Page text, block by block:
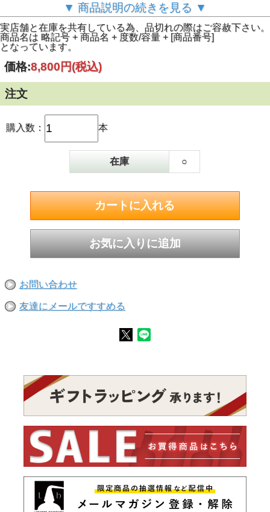
▼ 商品説明の続きを見る ▼
実店舗と在庫を共有している為、品切れの際はご容赦下さい。
商品名は 略記号 + 商品名 + 度数/容量 + [商品番号]
となっています。
価格:8,800円(税込)
注文
購入数： 本
在庫 ○
お問い合わせ
友達にメールですすめる